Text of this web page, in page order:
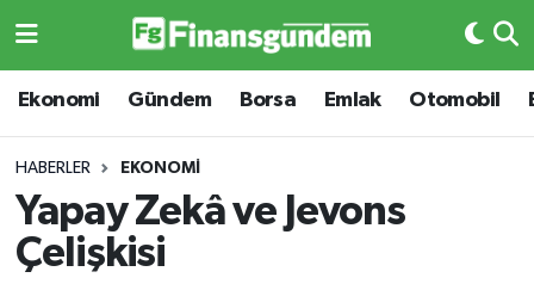
Ekonomi Gündem Borsa Emlak Otomobil
HABERLER EKONOMI
Yapay Zekâ ve Jevons
Çelişkisi
Ekonomi
Borsa
Emlak
Ekonomi
Borsa
Emlak